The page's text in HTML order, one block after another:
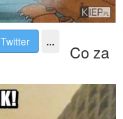
Twitter ... Co za